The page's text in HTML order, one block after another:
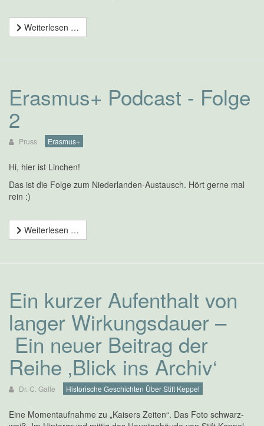
Weiterlesen …
Erasmus+ Podcast - Folge
2
Pruss Erasmus+
Hi, hier ist Linchen!
Das ist die Folge zum Niederlanden-Austausch. Hört gerne mal
rein :)
Weiterlesen …
Ein kurzer Aufenthalt von
langer Wirkungsdauer –
Ein neuer Beitrag der
Reihe ‚Blick ins Archiv‘
Dr. C. Galle Historische Geschichten Über Stift Keppel
Eine Momentaufnahme zu „Kaisers Zeiten“. Das Foto schwarz-